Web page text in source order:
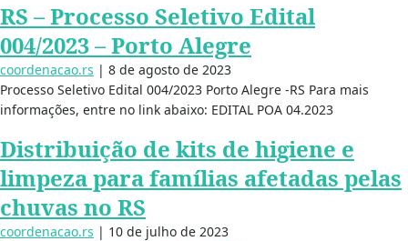
RS – Processo Seletivo Edital
004/2023 – Porto Alegre
coordenacao.rs | 8 de agosto de 2023
Processo Seletivo Edital 004/2023 Porto Alegre -RS Para mais
informações, entre no link abaixo: EDITAL POA 04.2023
Distribuição de kits de higiene e
limpeza para famílias afetadas pelas
chuvas no RS
coordenacao.rs | 10 de julho de 2023